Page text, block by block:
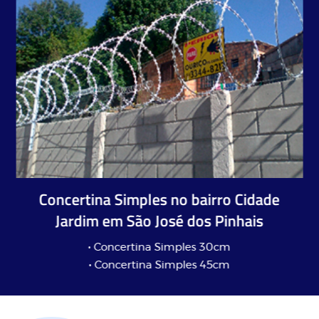
Concertina Simples no bairro Cidade
Jardim em São José dos Pinhais
• Concertina Simples 30cm
• Concertina Simples 45cm